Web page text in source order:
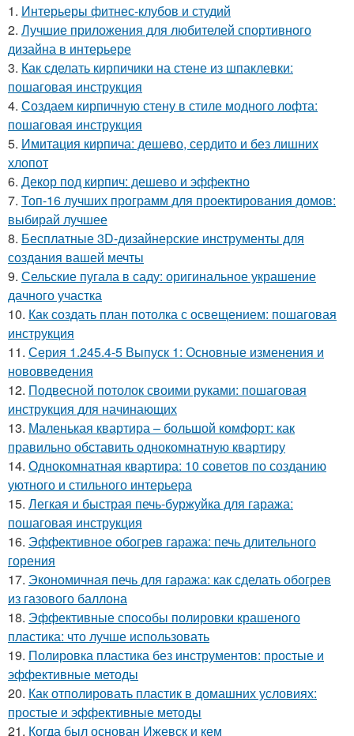
1. Интерьеры фитнес-клубов и студий
2. Лучшие приложения для любителей спортивного
дизайна в интерьере
3. Как сделать кирпичики на стене из шпаклевки:
пошаговая инструкция
4. Создаем кирпичную стену в стиле модного лофта:
пошаговая инструкция
5. Имитация кирпича: дешево, сердито и без лишних
хлопот
6. Декор под кирпич: дешево и эффектно
7. Топ-16 лучших программ для проектирования домов:
выбирай лучшее
8. Бесплатные 3D-дизайнерские инструменты для
создания вашей мечты
9. Сельские пугала в саду: оригинальное украшение
дачного участка
10. Как создать план потолка с освещением: пошаговая
инструкция
11. Серия 1.245.4-5 Выпуск 1: Основные изменения и
нововведения
12. Подвесной потолок своими руками: пошаговая
инструкция для начинающих
13. Маленькая квартира – большой комфорт: как
правильно обставить однокомнатную квартиру
14. Однокомнатная квартира: 10 советов по созданию
уютного и стильного интерьера
15. Легкая и быстрая печь-буржуйка для гаража:
пошаговая инструкция
16. Эффективное обогрев гаража: печь длительного
горения
17. Экономичная печь для гаража: как сделать обогрев
из газового баллона
18. Эффективные способы полировки крашеного
пластика: что лучше использовать
19. Полировка пластика без инструментов: простые и
эффективные методы
20. Как отполировать пластик в домашних условиях:
простые и эффективные методы
21. Когда был основан Ижевск и кем